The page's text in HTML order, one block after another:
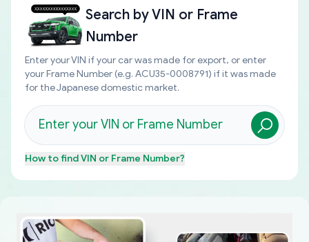
Search byVIN or Frame
Number
Enter your VIN if your car was made for export, or enter
your Frame Number (e.g. ACU35-0008791) if it was made
for the Japanese domestic market.
How to findVIN or Frame Number?